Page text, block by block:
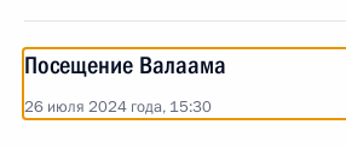
Посещение Валаама
26 июля 2024 года, 15:30